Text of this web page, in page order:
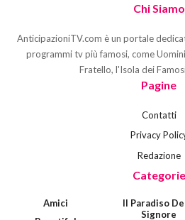
Chi Siamo
AnticipazioniTV.com è un portale
programmi tv più famosi, come
Fratello, l'Isola dei
Pagine
Contatti
Privacy
Redazione
Categorie
Amici
Il Paradiso
Signore